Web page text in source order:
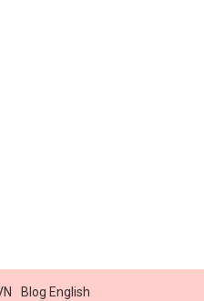
Blog English